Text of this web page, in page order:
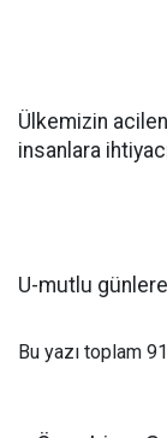
Ülkemizin
insanlara
U-mutlu
Bu yazı toplam